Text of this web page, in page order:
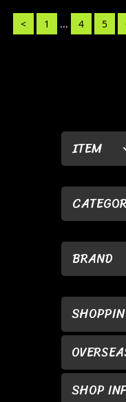
ITEM
BRAND
SHOP
< 1 ... 4 5